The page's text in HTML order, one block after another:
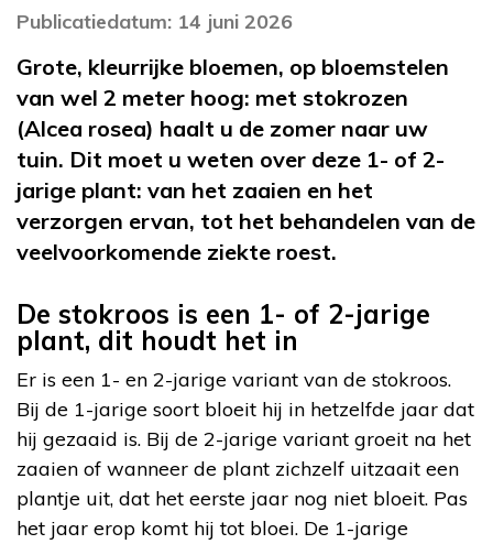
Publicatiedatum: 14 juni 2026
Grote, kleurrijke bloemen, op bloemstelen
van wel 2 meter hoog: met stokrozen
(Alcea rosea) haalt u de zomer naar uw
tuin. Dit moet u weten over deze 1- of 2-
jarige plant: van het zaaien en het
verzorgen ervan, tot het behandelen van de
veelvoorkomende ziekte roest.
De stokroos is een 1- of 2-jarige
plant, dit houdt het in
Er is een 1- en 2-jarige variant van de stokroos.
Bij de 1-jarige soort bloeit hij in hetzelfde jaar dat
hij gezaaid is. Bij de 2-jarige variant groeit na het
zaaien of wanneer de plant zichzelf uitzaait een
plantje uit, dat het eerste jaar nog niet bloeit. Pas
het jaar erop komt hij tot bloei. De 1-jarige